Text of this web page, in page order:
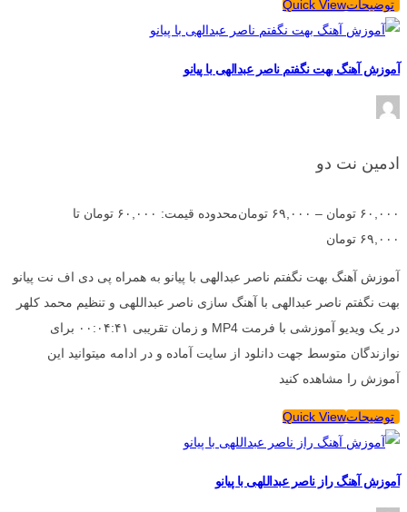
توضیحاتQuick View
آموزش آهنگ بهت نگفتم ناصر عبدالهی با پیانو
ادمین نت دو
۶۰,۰۰۰ تومان – ۶۹,۰۰۰ تومان
محدوده قیمت: ۶۰,۰۰۰ تومان تا
۶۹,۰۰۰ تومان
آموزش آهنگ بهت نگفتم ناصر عبدالهی با پیانو به همراه پی دی اف نت پیانو
بهت نگفتم ناصر عبدالهی با آهنگ سازی ناصر عبداللهی و تنظیم محمد کلهر
در یک ویدیو آموزشی با فرمت MP4 و زمان تقریبی ۰۰:۰۴:۴۱ برای
نوازندگان متوسط جهت دانلود از سایت آماده و در ادامه میتوانید این
آموزش را مشاهده کنید
توضیحاتQuick View
آموزش آهنگ راز ناصر عبداللهی با پیانو